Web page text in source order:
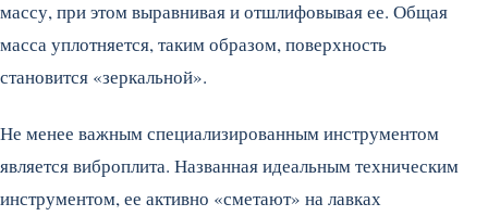
массу, при этом выравнивая и отшлифовывая ее. Общая
масса уплотняется, таким образом, поверхность
становится «зеркальной».
Не менее важным специализированным инструментом
является виброплита. Названная идеальным техническим
инструментом, ее активно «сметают» на лавках